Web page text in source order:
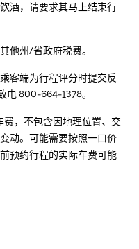
酒，请要求其马上结束行
他州/省政府税费。
客端为行程评分时提交反
电 800-664-1378。
，不包含因地理位置、交
动。可能需要按照一口价
预约行程的实际车费可能